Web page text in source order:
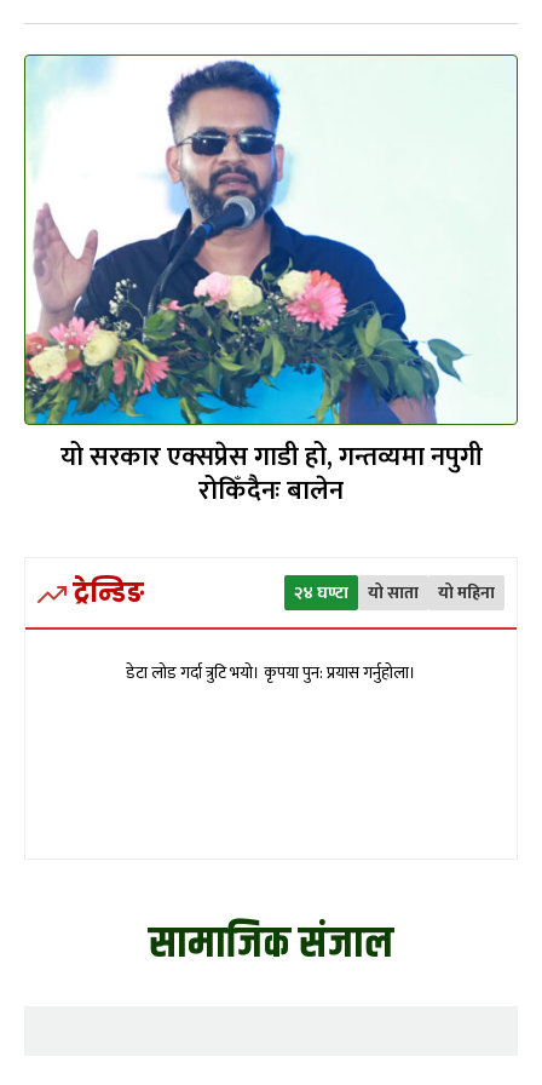
यो सरकार एक्सप्रेस गाडी हो, गन्तव्यमा नपुगी
रोकिँदैनः बालेन
ट्रेन्डिङ २४ घण्टा यो साता यो महिना
डेटा लोड गर्दा त्रुटि भयो। कृपया पुन: प्रयास गर्नुहोला।
सामाजिक संजाल